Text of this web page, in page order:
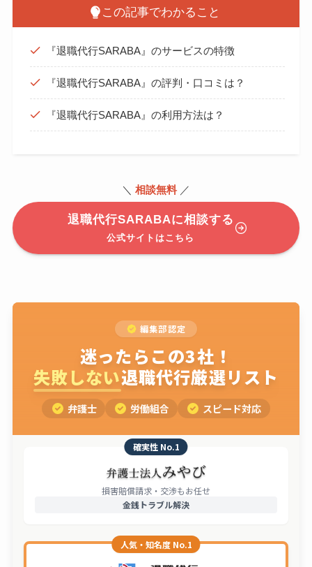
この記事でわかること
『退職代行SARABA』のサービスの特徴
『退職代行SARABA』の評判・口コミは？
『退職代行SARABA』の利用方法は？
＼ 相談無料 ／
退職代行SARABAに相談する
公式サイトはこちら
編集部認定
迷ったらこの3社！
失敗しない退職代行厳選リスト
弁護士 労働組合 スピード対応
確実性 No.1
損害賠償請求・交渉もお任せ
金銭トラブル解決
人気・知名度 No.1